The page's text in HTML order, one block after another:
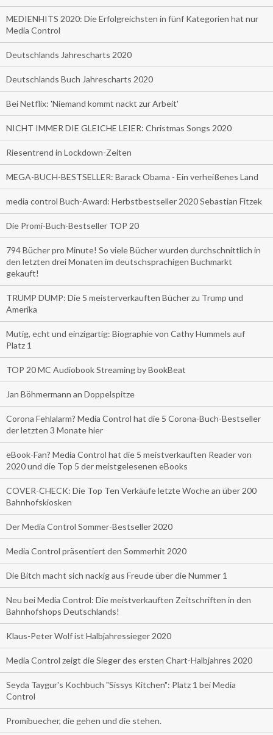
MEDIENHITS 2020: Die Erfolgreichsten in fünf Kategorien hat nur
Media Control
Deutschlands Jahrescharts 2020
Deutschlands Buch Jahrescharts 2020
Bei Netflix: 'Niemand kommt nackt zur Arbeit'
NICHT IMMER DIE GLEICHE LEIER: Christmas Songs 2020
Riesentrend in Lockdown-Zeiten
MEGA-BUCH-BESTSELLER: Barack Obama - Ein verheißenes Land
media control Buch-Award: Herbstbestseller 2020 Sebastian Fitzek
Die Promi-Buch-Bestseller TOP 20
794 Bücher pro Minute! So viele Bücher wurden durchschnittlich in
den letzten drei Monaten im deutschsprachigen Buchmarkt
gekauft!
TRUMP DUMP: Die 5 meisterverkauften Bücher zu Trump und
Amerika
Mutig, echt und einzigartig: Biographie von Cathy Hummels auf
Platz 1
TOP 20 MC Audiobook Streaming by BookBeat
Jan Böhmermann an Doppelspitze
Corona Fehlalarm? Media Control hat die 5 Corona-Buch-Bestseller
der letzten 3 Monate hier
eBook-Fan? Media Control hat die 5 meistverkauften Reader von
2020 und die Top 5 der meistgelesenen eBooks
COVER-CHECK: Die Top Ten Verkäufe letzte Woche an über 200
Bahnhofskiosken
Der Media Control Sommer-Bestseller 2020
Media Control präsentiert den Sommerhit 2020
Die Bitch macht sich nackig aus Freude über die Nummer 1
Neu bei Media Control: Die meistverkauften Zeitschriften in den
Bahnhofshops Deutschlands!
Klaus-Peter Wolf ist Halbjahressieger 2020
Media Control zeigt die Sieger des ersten Chart-Halbjahres 2020
Seyda Taygur's Kochbuch "Sissys Kitchen": Platz 1 bei Media
Control
Promibuecher, die gehen und die stehen.